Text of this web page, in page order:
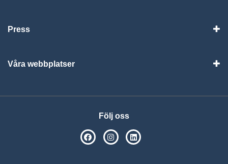
Press
Våra webbplatser
Följ oss
SPSM på Facebook
SPSM på Instagram